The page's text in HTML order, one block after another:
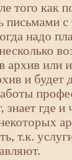
того как
письмами с
надо
архив или
и будет
знает где
т.к.